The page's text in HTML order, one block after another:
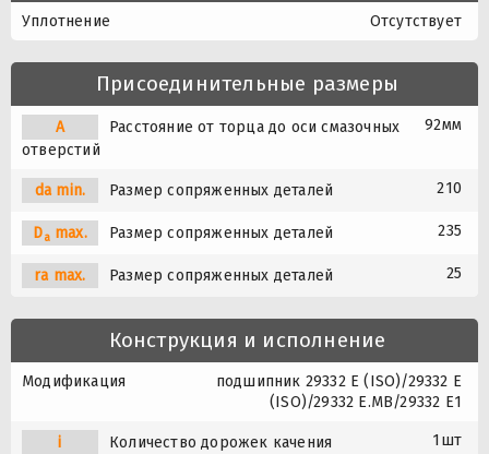
Уплотнение Отсутствует
Присоединительные размеры
A
Расстояние от торца до оси смазочных
отверстий
92мм
da min. Размер сопряженных деталей 210
Damax. Размер сопряженных деталей 235
ra max. Размер сопряженных деталей 25
Конструкция и исполнение
Модификация
подшипник 29332 E (ISO)/29332 E
(ISO)/29332 E.MB/29332 E1
i Количество дорожек качения 1шт